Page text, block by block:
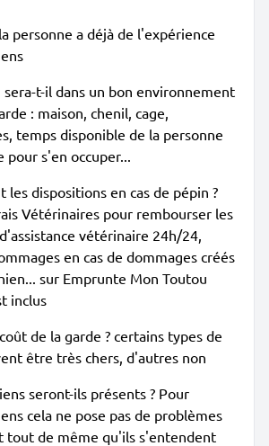
personne a déjà de l'expérience
t-il dans un bon environnement
: maison, chenil, cage,
temps disponible de la personne
pour s'en occuper...
les dispositions en cas de pépin ?
Vétérinaires pour rembourser les
vétérinaire 24h/24,
en cas de dommages créés
sur Emprunte Mon Toutou
inclus
de la garde ? certains types de
être très chers, d'autres non
seront-ils présents ? Pour
cela ne pose pas de problèmes
tout de même qu'ils s'entendent